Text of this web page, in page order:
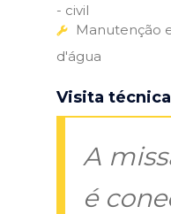
- civil
Manutenção
d'água
Visita técnica
A
é